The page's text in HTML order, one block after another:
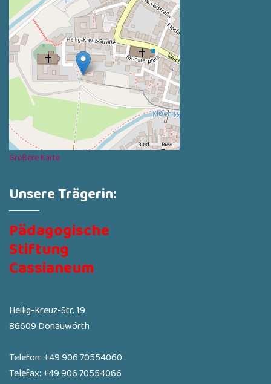
Größere Karte
Unsere Trägerin:
Pädagogische
Stiftung
Cassianeum
Heilig-Kreuz-Str. 19
86609 Donauwörth
Telefon: +49 906 70554060
Telefax: +49 906 70554066